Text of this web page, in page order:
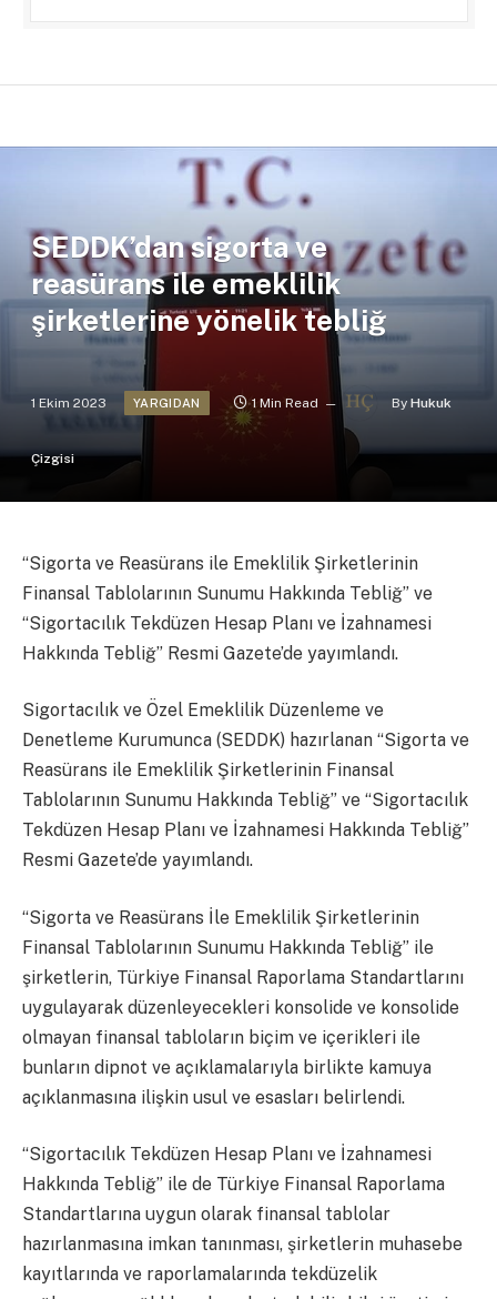
SEDDK’dan sigorta ve
reasürans ile emeklilik
şirketlerine yönelik tebliğ
1 Ekim 2023 YARGIDAN 1 Min Read By Hukuk
Çizgisi
“Sigorta ve Reasürans ile Emeklilik Şirketlerinin
Finansal Tablolarının Sunumu Hakkında Tebliğ” ve
“Sigortacılık Tekdüzen Hesap Planı ve İzahnamesi
Hakkında Tebliğ” Resmi Gazete’de yayımlandı.
Sigortacılık ve Özel Emeklilik Düzenleme ve
Denetleme Kurumunca (SEDDK) hazırlanan “Sigorta ve
Reasürans ile Emeklilik Şirketlerinin Finansal
Tablolarının Sunumu Hakkında Tebliğ” ve “Sigortacılık
Tekdüzen Hesap Planı ve İzahnamesi Hakkında Tebliğ”
Resmi Gazete’de yayımlandı.
“Sigorta ve Reasürans İle Emeklilik Şirketlerinin
Finansal Tablolarının Sunumu Hakkında Tebliğ” ile
şirketlerin, Türkiye Finansal Raporlama Standartlarını
uygulayarak düzenleyecekleri konsolide ve konsolide
olmayan finansal tabloların biçim ve içerikleri ile
bunların dipnot ve açıklamalarıyla birlikte kamuya
açıklanmasına ilişkin usul ve esasları belirlendi.
“Sigortacılık Tekdüzen Hesap Planı ve İzahnamesi
Hakkında Tebliğ” ile de Türkiye Finansal Raporlama
Standartlarına uygun olarak finansal tablolar
hazırlanmasına imkan tanınması, şirketlerin muhasebe
kayıtlarında ve raporlamalarında tekdüzelik